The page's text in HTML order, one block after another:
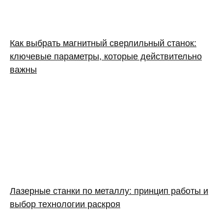
Как выбрать магнитный сверлильный станок:
ключевые параметры, которые действительно
важны
Лазерные станки по металлу: принцип работы и
выбор технологии раскроя